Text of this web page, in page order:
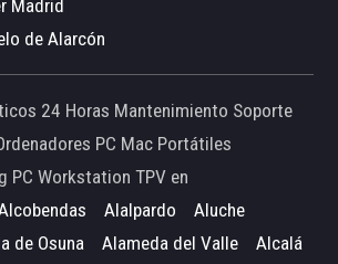
Madrid
de Alarcón
24 Horas Mantenimiento Soporte
PC Mac Portátiles
PC Workstation TPV en
Alalpardo
Aluche
de Osuna Alameda del Valle
Alcalá